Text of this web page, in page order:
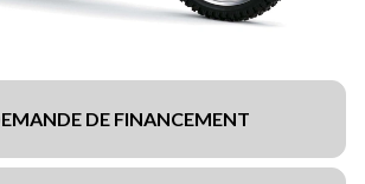
DE FINANCEMENT